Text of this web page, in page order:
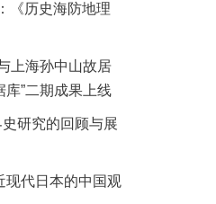
《历史海防地理
上海孙中山故居
”二期成果上线
研究的回顾与展
现代日本的中国观